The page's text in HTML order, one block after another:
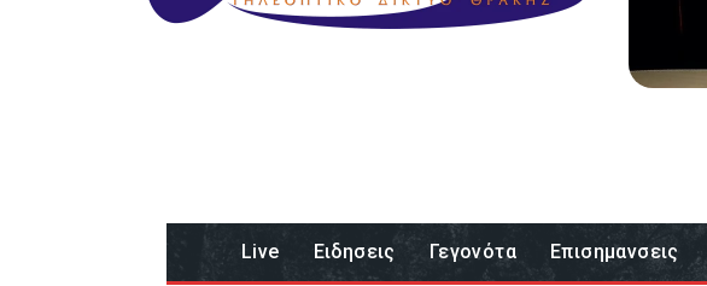
Live Eιδησεις Γεγονότα Επισημανσεις